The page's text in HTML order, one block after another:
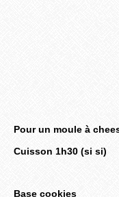
Pour un moule à
Cuisson 1h30 (si si)
Base cookies